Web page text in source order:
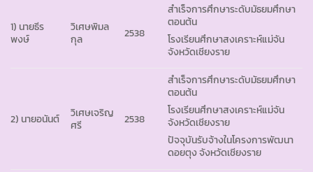
1) นายธีร
พงษ์
วิเศษพิมล
กุล
2538
สำเร็จการศึกษาระดับมัธยมศึกษา
ตอนต้น
โรงเรียนศึกษาสงเคราะห์แม่จัน
จังหวัดเชียงราย
2) นายอนันต์
วิเศษเจริญ
ศรี
2538
สำเร็จการศึกษาระดับมัธยมศึกษา
ตอนต้น
โรงเรียนศึกษาสงเคราะห์แม่จัน
จังหวัดเชียงราย
ปัจจุบันรับจ้างในโครงการพัฒนา
ดอยตุง จังหวัดเชียงราย